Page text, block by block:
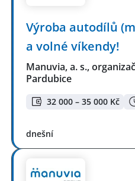
Výroba autodílů
a volné víkendy!
Manuvia, a. s.,
Pardubice
32 000 – 35 000 Kč
dnešní